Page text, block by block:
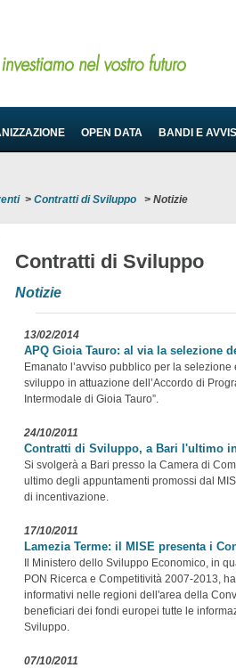
OPEN DATA BANDI E AVVISI
> Contratti di Sviluppo > Notizie
Contratti di Sviluppo
Notizie
13/02/2014
APQ Gioia Tauro: al via la selezione
Emanato l’avviso pubblico per la
sviluppo in attuazione dell’Accordo di
Intermodale di Gioia Tauro”.
24/10/2011
Contratti di Sviluppo, a Bari l'ultimo
Si svolgerà a Bari presso la Camera di
ultimo degli appuntamenti promossi dal
di incentivazione.
17/10/2011
Lamezia Terme: il MISE presenta i
Il Ministero dello Sviluppo Economico, in
PON Ricerca e Competitività 2007-2013,
informativi nelle regioni dell'area della
beneficiari dei fondi europei tutte le
Sviluppo.
07/10/2011